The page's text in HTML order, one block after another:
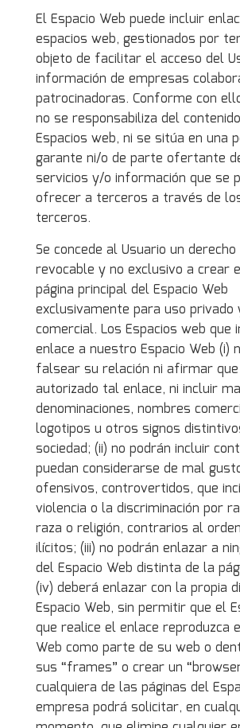
El Espacio Web puede incluir
espacios web, gestionados por
objeto de facilitar el acceso del
información de empresas
patrocinadoras. Conforme con
no se responsabiliza del
Espacios web, ni se sitúa en una
garante ni/o de parte ofertante
servicios y/o información que se
ofrecer a terceros a través de
terceros.
Se concede al Usuario un
revocable y no exclusivo a crear
página principal del Espacio Web
exclusivamente para uso privado
comercial. Los Espacios web que
enlace a nuestro Espacio Web (i)
falsear su relación ni afirmar
autorizado tal enlace, ni incluir
denominaciones, nombres
logotipos u otros signos
sociedad; (ii) no podrán incluir
puedan considerarse de mal
ofensivos, controvertidos, que
violencia o la discriminación por
raza o religión, contrarios al
ilícitos; (iii) no podrán enlazar a
del Espacio Web distinta de la
(iv) deberá enlazar con la propia
Espacio Web, sin permitir que el
que realice el enlace reproduzca
Web como parte de su web o
sus “frames” o crear un
cualquiera de las páginas del
empresa podrá solicitar, en